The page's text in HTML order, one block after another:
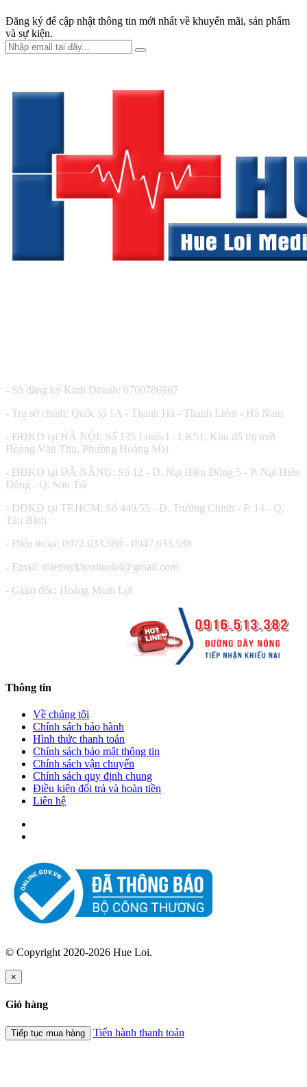
Đăng ký để cập nhật thông tin mới nhất về khuyến mãi, sản phẩm
và sự kiện.
- Số đăng ký Kinh Doanh: 0700786967
- Trụ sở chính: Quốc lộ 1A - Thanh Hà - Thanh Liêm - Hà Nam
- ĐĐKD tại HÀ NỘI: Số 135 Louis I - LK51, Khu đô thị mới
Hoàng Văn Thụ, Phường Hoàng Mai
- ĐĐKD tại ĐÀ NẴNG: Số 12 - Đ. Nại Hiên Đông 5 - P. Nại Hiên
Đông - Q. Sơn Trà
- ĐĐKD tại TP.HCM: Số 449/55 - Đ. Trường Chinh - P. 14 - Q.
Tân Bình
- Điện thoại: 0972.633.588 - 0947.633.588
- Email: thietbiykhoahueloi@gmail.com
- Giám đốc: Hoàng Minh Lợi
Thông tin
Về chúng tôi
Chính sách bảo hành
Hình thức thanh toán
Chính sách bảo mật thông tin
Chính sách vận chuyển
Chính sách quy định chung
Điều kiện đổi trả và hoàn tiền
Liên hệ
© Copyright 2020-2026 Hue Loi.
×
Giỏ hàng
Tiếp tục mua hàng Tiến hành thanh toán